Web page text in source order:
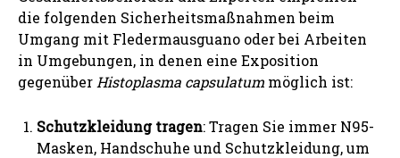
die folgenden Sicherheitsmaßnahmen beim
Umgang mit Fledermausguano oder bei Arbeiten
in Umgebungen, in denen eine Exposition
gegenüber Histoplasma capsulatum möglich ist:
Schutzkleidung tragen: Tragen Sie immer N95-
Masken, Handschuhe und Schutzkleidung, um